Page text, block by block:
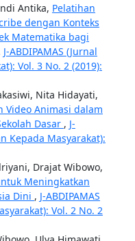
Antika, Pelatihan
dengan Konteks
Matematika bagi
J-ABDIPAMAS (Jurnal
Vol. 3 No. 2 (2019):
Nita Hidayati,
Video Animasi dalam
Dasar , J-
Kepada Masyarakat):
Drajat Wibowo,
Meningkatkan
Dini , J-ABDIPAMAS
Vol. 2 No. 2